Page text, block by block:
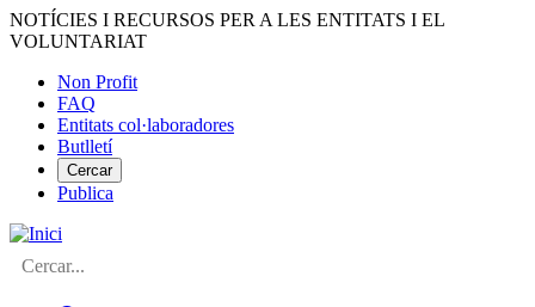
Vés
al
NOTÍCIES I RECURSOS PER A LES ENTITATS I EL
VOLUNTARIAT
Menú
del
compte
d'usuari
Non Profit
FAQ
Entitats col·laboradores
Butlletí
Cercar
Publica
Cerca